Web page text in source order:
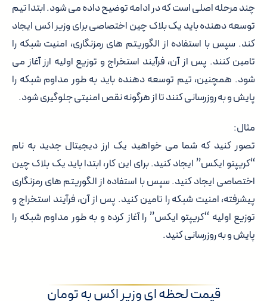
چند مرحله اصلی است که در ادامه توضیح داده می شود. ابتدا تیم
توسعه دهنده باید یک بلاک چین اختصاصی برای وزیر اکس ایجاد
کند. سپس با استفاده از الگوریتم های رمزنگاری، امنیت شبکه را
تامین کنند. پس از آن، فرآیند استخراج و توزیع اولیه ارز آغاز می
شود. همچنین، تیم توسعه دهنده باید به طور مداوم شبکه را
پایش و به روزرسانی کنند تا از هرگونه نقص امنیتی جلوگیری شود.
مثال:
تصور کنید که شما می خواهید یک ارز دیجیتال جدید به نام
“کریپتو ایکس” ایجاد کنید. برای این کار، ابتدا باید یک بلاک چین
اختصاصی ایجاد کنید. سپس با استفاده از الگوریتم های رمزنگاری
پیشرفته، امنیت شبکه را تامین کنید. پس از آن، فرآیند استخراج و
توزیع اولیه “کریپتو ایکس” را آغاز کرده و به طور مداوم شبکه را
پایش و به روزرسانی کنید.
قیمت لحظه ای وزیر اکس به تومان